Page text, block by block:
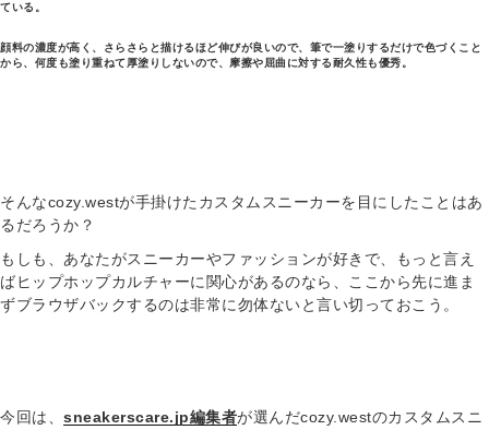
ている。
顔料の濃度が高く、さらさらと描けるほど伸びが良いので、筆で一塗りするだけで色づくこと
から、何度も塗り重ねて厚塗りしないので、摩擦や屈曲に対する耐久性も優秀。
そんなcozy.westが手掛けたカスタムスニーカーを目にしたことはあ
るだろうか？
もしも、あなたがスニーカーやファッションが好きで、もっと言え
ばヒップホップカルチャーに関心があるのなら、ここから先に進ま
ずブラウザバックするのは非常に勿体ないと言い切っておこう。
今回は、 sneakerscare.jp編集者が選んだcozy.westのカスタムスニ